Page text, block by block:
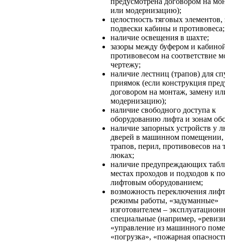
или модернизацию);
целостность тяговых элементов,
подвески кабины и противовеса;
наличие освещения в шахте;
зазоры между буфером и
противовесом на соответствие
чертежу;
наличие лестниц (трапов) для
приямок (если конструкция
договором на монтаж, замену
модернизацию);
наличие свободного доступа к
оборудованию лифта и зонам
наличие запорных устройств у
дверей в машинном помещении,
трапов, перил, противовесов на
люках;
наличие предупреждающих
местах проходов и подходов к
лифтовым оборудованием;
возможность переключения
режимы работы, «задуманные»
изготовителем –
специальные (например,
«управление из машинного
«погрузка», «пожарная